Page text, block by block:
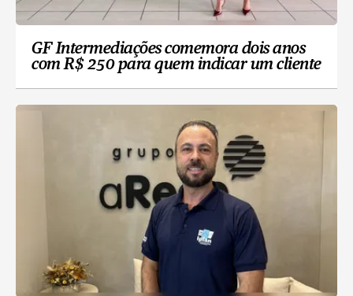
GF Intermediações comemora dois anos
com R$ 250 para quem indicar um cliente